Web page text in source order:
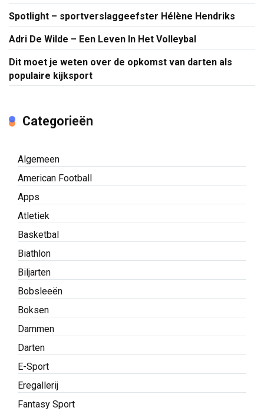
Spotlight – sportverslaggeefster Hélène Hendriks
Adri De Wilde – Een Leven In Het Volleybal
Dit moet je weten over de opkomst van darten als
populaire kijksport
Categorieën
Algemeen
American Football
Apps
Atletiek
Basketbal
Biathlon
Biljarten
Bobsleeën
Boksen
Dammen
Darten
E-Sport
Eregallerij
Fantasy Sport